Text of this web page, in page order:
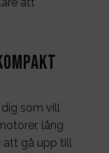
att
dig som vill
lång
att gå upp till